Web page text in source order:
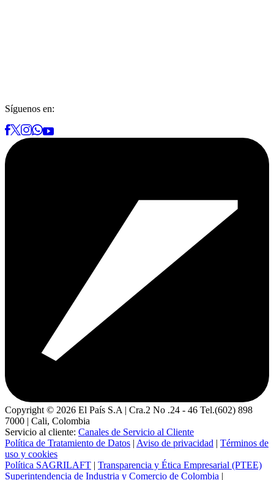
Síguenos en:
Copyright © 2026 El País S.A | Cra.2 No .24 - 46 Tel.(602) 898
7000 | Cali, Colombia
Servicio al cliente: Canales de Servicio al Cliente
Política de Tratamiento de Datos | Aviso de privacidad | Términos de
uso y cookies
Política SAGRILAFT | Transparencia y Ética Empresarial (PTEE)
Superintendencia de Industria y Comercio de Colombia |